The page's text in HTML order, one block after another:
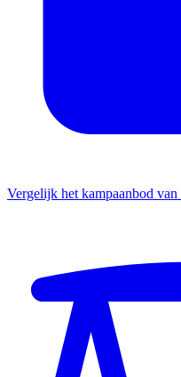
Vergelijk het kampaanbod